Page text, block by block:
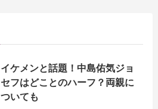
イケメンと話題！中島佑気ジョ
セフはどことのハーフ？両親に
ついても